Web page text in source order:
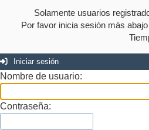
Solamente usuarios
Por favor inicia sesión más
Iniciar sesión
Nombre de usuario:
Contraseña: